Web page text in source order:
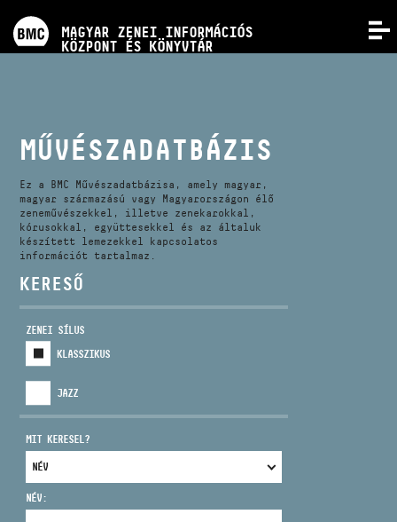
MAGYAR ZENEI INFORMÁCIÓS
KÖZPONT ÉS KÖNYVTÁR
KÉPZÉSEK
KIADVÁNYOK
RÓLUNK
KAPCSOLAT
VIDEÓ GALÉRIA
MŰVÉSZADATBÁZIS
Ez a BMC Művészadatbázisa, amely magyar,
magyar származású vagy Magyarországon élő
zeneművészekkel, illetve zenekarokkal,
kórusokkal, együttesekkel és az általuk
készített lemezekkel kapcsolatos
információt tartalmaz.
KERESŐ
ZENEI SÍLUS
KLASSZIKUS
JAZZ
MIT KERESEL?
NÉV: